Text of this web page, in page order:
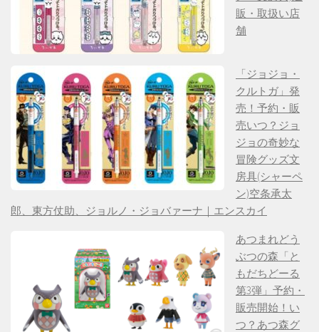
販・取扱い店
舗
「ジョジョ・
クルトガ」発
売！予約・販
売いつ？ジョ
ジョの奇妙な
冒険グッズ文
房具(シャーペ
ン)空条承太
郎、東方仗助、ジョルノ・ジョバァーナ｜エンスカイ
あつまれどう
ぶつの森「と
もだちどーる
第3弾」予約・
販売開始！い
つ？あつ森グ